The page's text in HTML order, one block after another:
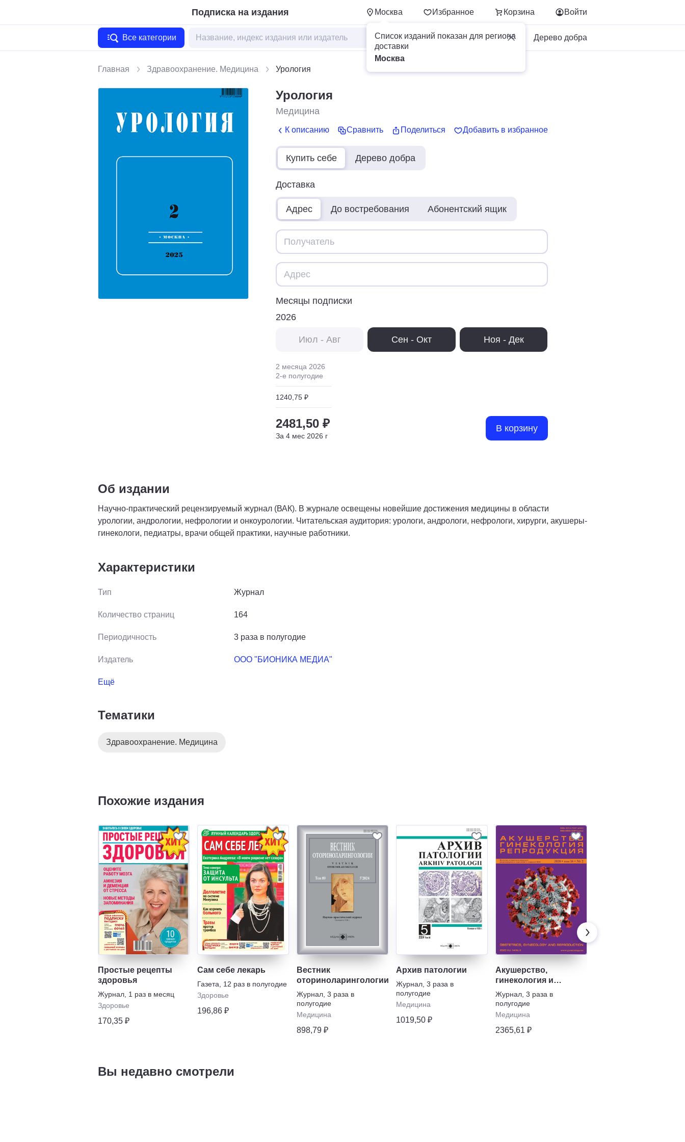
Подписка на издания Москва Избранное Корзина
Список изданий показан для региона
доставки
Москва
Войти
Все категории Для бизнеса Дерево добра
Главная Здравоохранение. Медицина Урология
Урология
Медицина
К описанию Сравнить Поделиться Добавить в избранное
Купить себе Дерево добра
Доставка
Адрес До востребования Абонентский ящик
Месяцы подписки
2026
Июл - Авг Сен - Окт Ноя - Дек
2 месяца 2026
2-е полугодие
1240,75 ₽
2481,50 ₽
За 4 мес 2026 г
В корзину
Об издании
Научно-практический рецензируемый журнал (ВАК). В журнале освещены новейшие достижения медицины в области
урологии, андрологии, нефрологии и онкоурологии. Читательская аудитория: урологи, андрологи, нефрологи, хирурги, акушеры-
гинекологи, педиатры, врачи общей практики, научные работники.
Характеристики
Тип Журнал
Количество страниц 164
Периодичность 3 раза в полугодие
Издатель ООО "БИОНИКА МЕДИА"
Ещё
Тематики
Здравоохранение. Медицина
Похожие издания
Простые рецепты
здоровья
Журнал 1 раз в месяц
Здоровье
170,35 ₽
Сам себе лекарь
Газета
12 раз в полугодие
Здоровье
196,86 ₽
Вестник
оториноларингологии
Журнал 3 раза в
полугодие
Медицина
898,79 ₽
Архив патологии
Журнал 3 раза в
полугодие
Медицина
1019,50 ₽
Акушерство,
гинекология и
репродукция
Журнал 3 раза в
полугодие
Медицина
2365,61 ₽
Вы недавно смотрели